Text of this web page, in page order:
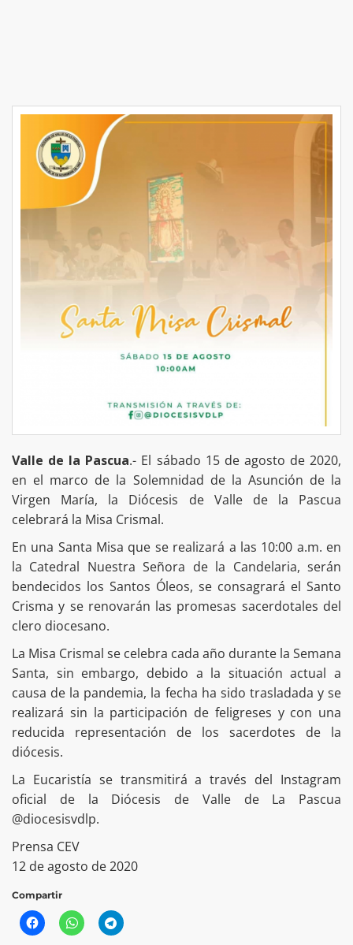
Valle de la Pascua.- El sábado 15 de agosto de 2020,
en el marco de la Solemnidad de la Asunción de la
Virgen María, la Diócesis de Valle de la Pascua
celebrará la Misa Crismal.
En una Santa Misa que se realizará a las 10:00 a.m. en
la Catedral Nuestra Señora de la Candelaria, serán
bendecidos los Santos Óleos, se consagrará el Santo
Crisma y se renovarán las promesas sacerdotales del
clero diocesano.
La Misa Crismal se celebra cada año durante la Semana
Santa, sin embargo, debido a la situación actual a
causa de la pandemia, la fecha ha sido trasladada y se
realizará sin la participación de feligreses y con una
reducida representación de los sacerdotes de la
diócesis.
La Eucaristía se transmitirá a través del Instagram
oficial de la Diócesis de Valle de La Pascua
@diocesisvdlp.
Prensa CEV
12 de agosto de 2020
Compartir